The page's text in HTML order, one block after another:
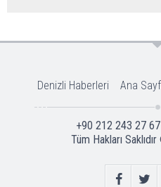
Denizli Haberleri Ana
+90 212 243 27
Tüm Hakları